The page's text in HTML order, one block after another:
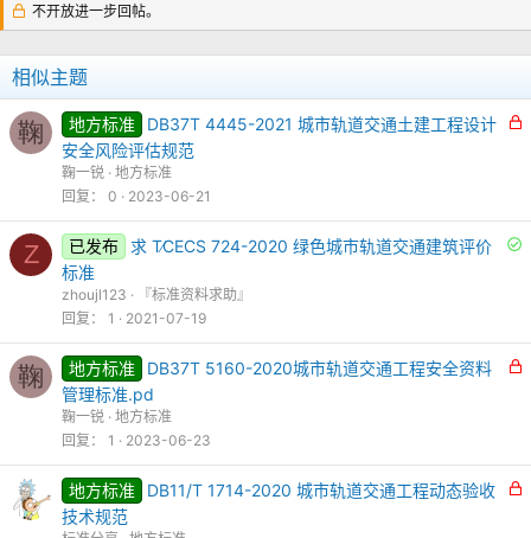
不开放进一步回帖。
相似主题
鞠 地方标准
DB37T 4445-2021 城市轨道交通土建工程设计
安全风险评估规范
鞠一锐 地方标准
回复
0 2023-06-21
Z 已发布
求 T∕CECS 724-2020 绿色城市轨道交通建筑评价
标准
zhoujl123
『标准资料求助』
回复
1 2021-07-19
鞠 地方标准
DB37T 5160-2020城市轨道交通工程安全资料
管理标准.pd
鞠一锐 地方标准
回复
1 2023-06-23
地方标准
DB11/T 1714-2020 城市轨道交通工程动态验收
技术规范